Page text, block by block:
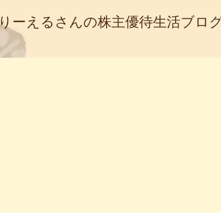
ーえるさんの株主優待生活ブロ